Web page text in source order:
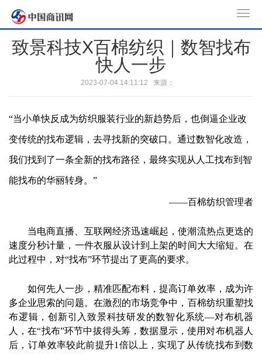
o
g
i
n
致景科技X百棉纺织｜数智找布
快人一步
2023-07-04 14:11:12 来源：
“当小单快反成为纺织服装行业的新趋势后，也倒逼企业改
变传统的找布逻辑，去寻找新的突破口。通过数智化改造，
我们找到了一条全新的找布路径，最终实现从人工找布到智
能找布的华丽转身。”
——百棉纺织管理者
当电商直播、互联网经济迅速崛起，使潮流热点更迭的
速度分秒计量，一件衣服从设计到上架的时间大大缩短。在
此过程中，对“找布”环节提出了更高的要求。
如何先人一步，精准匹配布料，提高订单效率，成为许
多企业思索的问题。在激烈的市场竞争中，百棉纺织重塑找
布逻辑，创新引入致景科技研发的数智化系统—对布机器
人，在“找布”环节中拔得头筹，数据显示，使用对布机器人
后，订单效率较此前提升1倍以上，实现了从传统找布到数